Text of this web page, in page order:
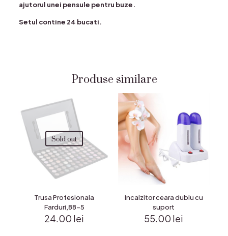
ajutorul unei pensule pentru buze.
Setul contine 24 bucati.
Produse similare
Sold out
Trusa Profesionala
Farduri,88-5
24.00 lei
Incalzitor ceara dublu cu
suport
55.00 lei